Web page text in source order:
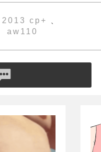
2013 cp+
aw110